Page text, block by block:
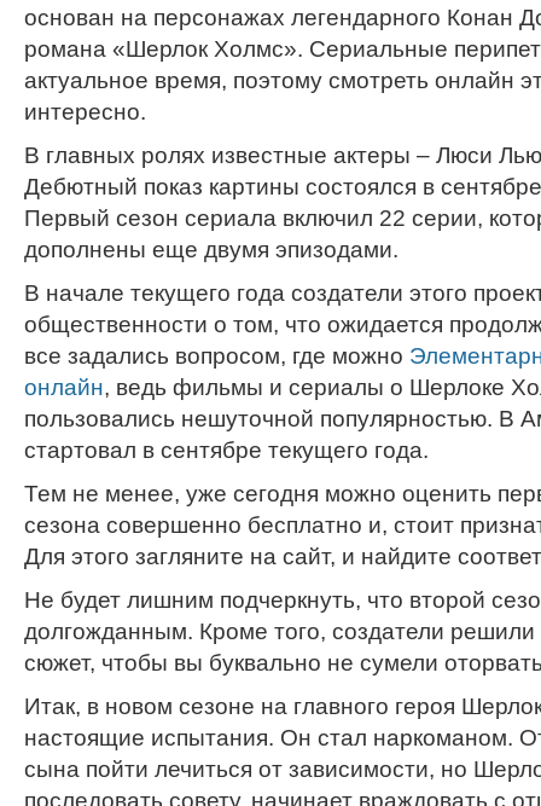
основан на персонажах легендарного Конан
романа «Шерлок Холмс». Сериальные
актуальное время, поэтому смотреть онлайн
интересно.
В главных ролях известные актеры – Люси
Дебютный показ картины состоялся в
Первый сезон сериала включил 22 серии,
дополнены еще двумя эпизодами.
В начале текущего года создатели этого
общественности о том, что ожидается
все задались вопросом, где можно
онлайн, ведь фильмы и сериалы о Шерлоке
пользовались нешуточной популярностью. В
стартовал в сентябре текущего года.
Тем не менее, уже сегодня можно оценить
сезона совершенно бесплатно и, стоит
Для этого загляните на сайт, и найдите
Не будет лишним подчеркнуть, что второй
долгожданным. Кроме того, создатели решили
сюжет, чтобы вы буквально не сумели
Итак, в новом сезоне на главного героя
настоящие испытания. Он стал наркоманом.
сына пойти лечиться от зависимости, но
последовать совету, начинает враждовать с